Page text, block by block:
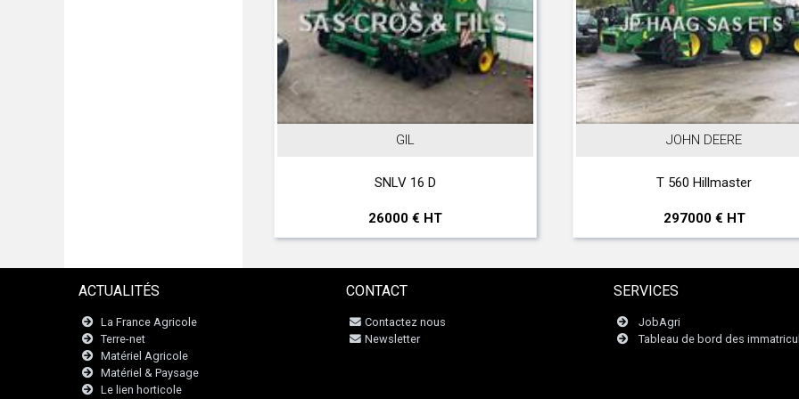
SNLV 16 D
26000 € HT
JOHN DEERE
T 560 Hillmaster
297000 € HT
ACTUALITÉS
La France Agricole
Terre-net
Matériel Agricole
Matériel & Paysage
Le lien horticole
CONTACT
Contactez nous
Newsletter
SERVICES
JobAgri
Tableau de bord des